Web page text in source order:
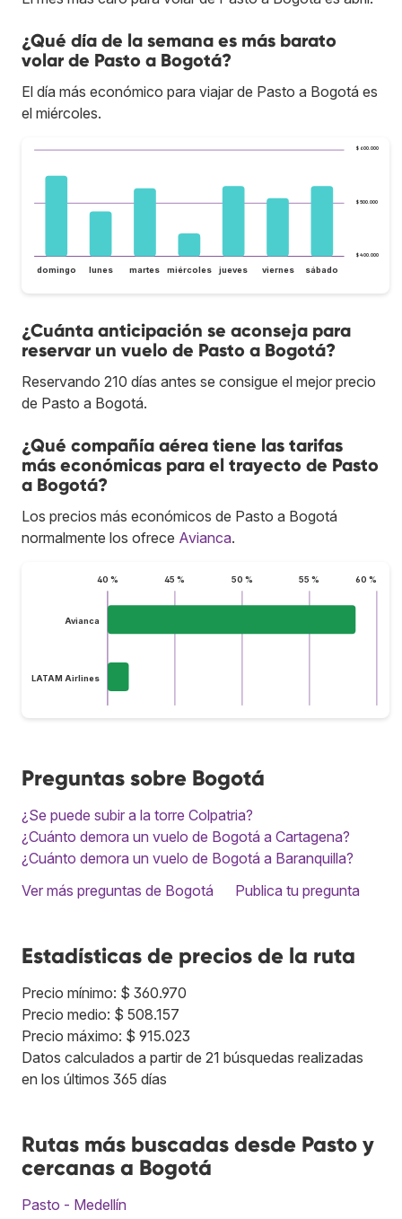
¿Qué día de la semana es más barato
volar de Pasto a Bogotá?
El día más económico para viajar de Pasto a Bogotá es
el miércoles.
$ 400.000
$ 500.000
$ 600.000
domingo lunes martes miércoles jueves viernes sábado
¿Cuánta anticipación se aconseja para
reservar un vuelo de Pasto a Bogotá?
Reservando 210 días antes se consigue el mejor precio
de Pasto a Bogotá.
¿Qué compañía aérea tiene las tarifas
más económicas para el trayecto de Pasto
a Bogotá?
Los precios más económicos de Pasto a Bogotá
normalmente los ofrece Avianca.
40 % 45 % 50 % 55 % 60 %
Avianca
LATAM Airlines
Preguntas sobre Bogotá
¿Se puede subir a la torre Colpatria?
¿Cuánto demora un vuelo de Bogotá a Cartagena?
¿Cuánto demora un vuelo de Bogotá a Baranquilla?
Ver más preguntas de Bogotá
Publica tu pregunta
Estadísticas de precios de la ruta
Precio mínimo: $ 360.970
Precio medio: $ 508.157
Precio máximo: $ 915.023
Datos calculados a partir de 21 búsquedas realizadas
en los últimos 365 días
Rutas más buscadas desde Pasto y
cercanas a Bogotá
Pasto - Medellín